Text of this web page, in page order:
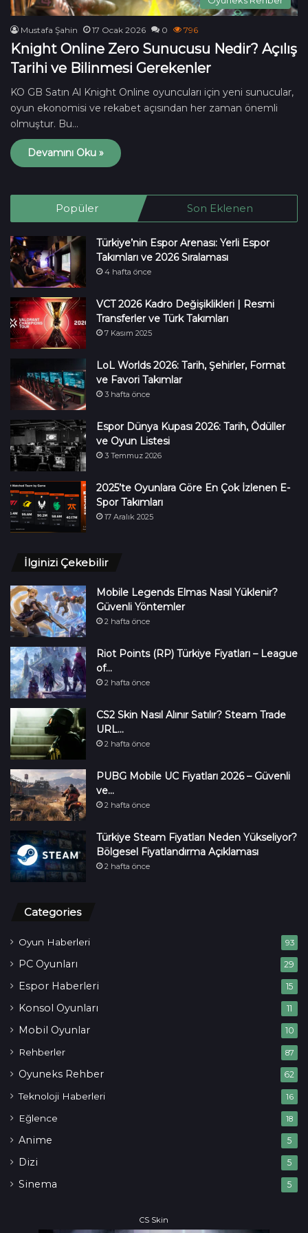
Mustafa Şahin 17 Ocak 2026 0 796
Knight Online Zero Sunucusu Nedir? Açılış
Tarihi ve Bilinmesi Gerekenler
KO GB Satın Al Knight Online oyuncuları için yeni sunucular,
oyun ekonomisi ve rekabet açısından her zaman önemli
olmuştur. Bu…
Devamını Oku »
Popüler Son Eklenen
Türkiye’nin Espor Arenası: Yerli Espor
Takımları ve 2026 Sıralaması
4 hafta önce
VCT 2026 Kadro Değişiklikleri | Resmi
Transferler ve Türk Takımları
7 Kasım 2025
LoL Worlds 2026: Tarih, Şehirler, Format
ve Favori Takımlar
3 hafta önce
Espor Dünya Kupası 2026: Tarih, Ödüller
ve Oyun Listesi
3 Temmuz 2026
2025’te Oyunlara Göre En Çok İzlenen E-
Spor Takımları
17 Aralık 2025
İlginizi Çekebilir
Mobile Legends Elmas Nasıl Yüklenir?
Güvenli Yöntemler
2 hafta önce
Riot Points (RP) Türkiye Fiyatları – League
of…
2 hafta önce
CS2 Skin Nasıl Alınır Satılır? Steam Trade
URL…
2 hafta önce
PUBG Mobile UC Fiyatları 2026 – Güvenli
ve…
2 hafta önce
Türkiye Steam Fiyatları Neden Yükseliyor?
Bölgesel Fiyatlandırma Açıklaması
2 hafta önce
Categories
Oyun Haberleri 93
PC Oyunları 29
Espor Haberleri 15
Konsol Oyunları 11
Mobil Oyunlar 10
Rehberler 87
Oyuneks Rehber 62
Teknoloji Haberleri 16
Eğlence 18
Anime 5
Dizi 5
Sinema 5
CS Skin